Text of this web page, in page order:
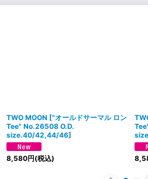
TWO MOON ["オールドサーマル ロン
Tee" No.26508 O.D.
size.40/42,44/46]
8,580円(税込)